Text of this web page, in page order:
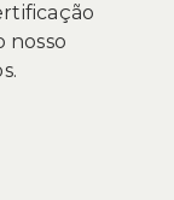
nosso